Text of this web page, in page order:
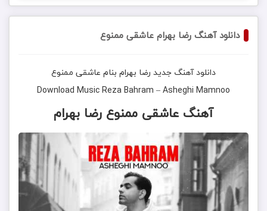
دانلود آهنگ رضا بهرام عاشقی ممنوع
دانلود آهنگ جدید رضا بهرام بنام عاشقی ممنوع
Download MusicReza Bahram –Asheghi Mamnoo
آهنگ عاشقی ممنوع رضا بهرام